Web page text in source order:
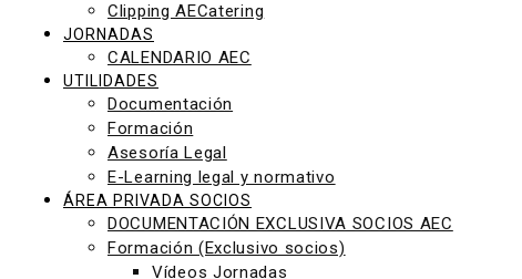
Clipping AECatering
JORNADAS
CALENDARIO AEC
UTILIDADES
Documentación
Formación
Asesoría Legal
E-Learning legal y normativo
ÁREA PRIVADA SOCIOS
DOCUMENTACIÓN EXCLUSIVA SOCIOS AEC
Formación (Exclusivo socios)
Vídeos Jornadas